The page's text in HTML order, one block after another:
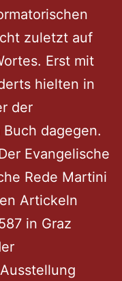
zuletzt auf
Erst mit
hielten in
der
dagegen.
Evangelische
Rede Martini
Artickeln
in Graz